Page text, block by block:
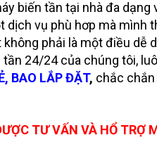
biến tần tại nhà đa dạng
vụ phù hơp mà mình
phải là một điều dễ
24/24 của chúng tôi,
BAO LẮP ĐẶT, chắc
TƯ VẤN VÀ HỔ TRỢ